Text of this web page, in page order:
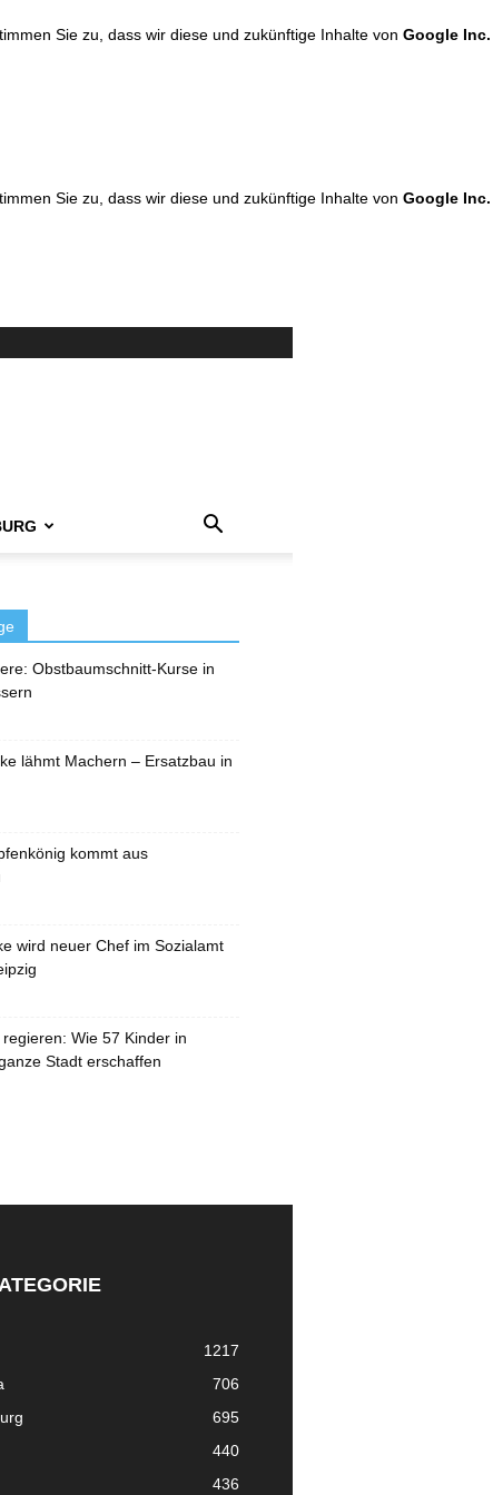
Sie zu, dass wir diese und zukünftige Inhalte von Google Inc.
Sie zu, dass wir diese und zukünftige Inhalte von Google Inc.
Obstbaumschnitt-Kurse in
lähmt Machern – Ersatzbau in
kommt aus
wird neuer Chef im Sozialamt
Wie 57 Kinder in
Stadt erschaffen
1217
706
695
440
436